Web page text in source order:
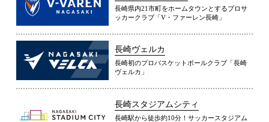
長崎県内21市町をホームタウンとするプロサ
ッカークラブ「V・ファーレン長崎」
長崎ヴェルカ
長崎初のプロバスケットボールクラブ「長崎
ヴェルカ」
長崎スタジアムシティ
長崎駅から徒歩約10分！サッカースタジアム